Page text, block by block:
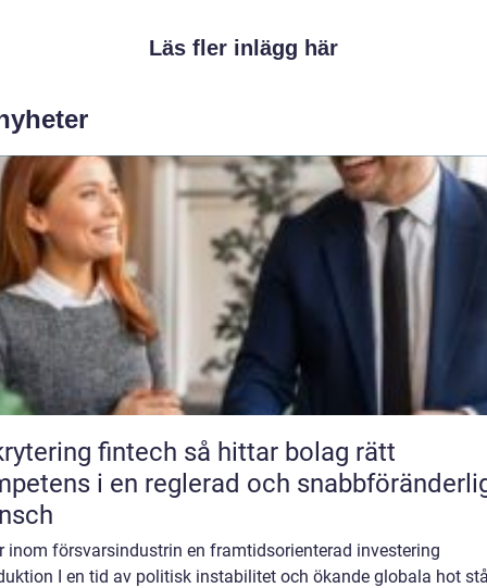
Läs fler inlägg här
fintech så hittar bolag rätt
i en reglerad och
inom försvarsindustrin en framtidsorienterad investering
I en tid av politisk instabilitet och ökande globala hot